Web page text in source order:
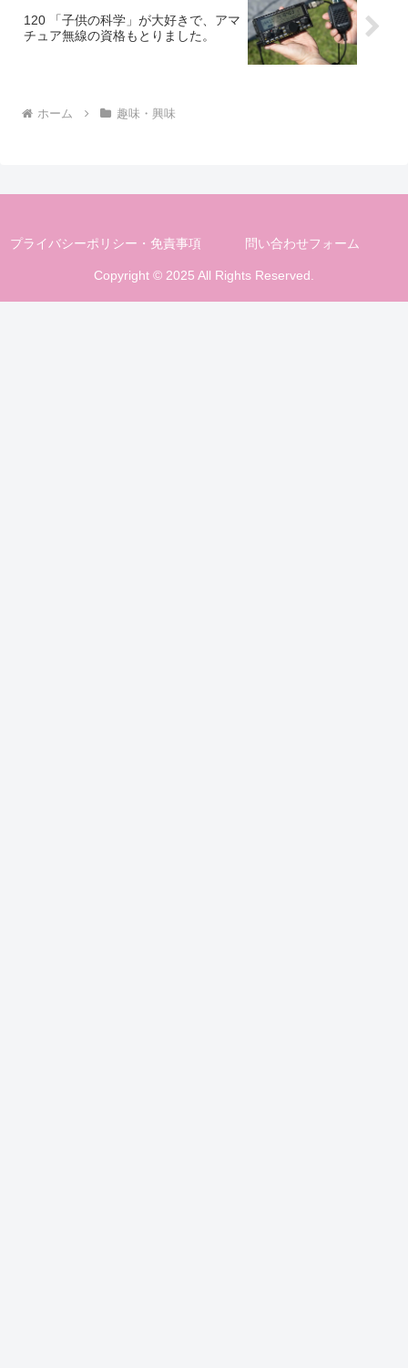
120 「子供の科学」が大好きで、アマ
チュア無線の資格もとりました。
ホーム 趣味・興味
プライバシーポリシー・免責事項 問い合わせフォーム
Copyright © 2025 All Rights Reserved.